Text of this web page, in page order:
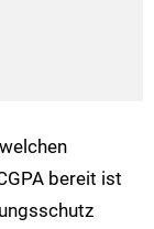
bereit ist